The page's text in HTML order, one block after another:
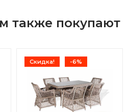
также покупают
Скидка! -6%